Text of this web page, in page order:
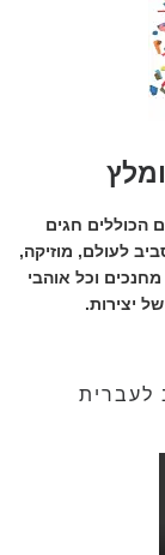
הכוללים חגים
לעולם, מוזיקה,
וכל אוהבי
יצירות.